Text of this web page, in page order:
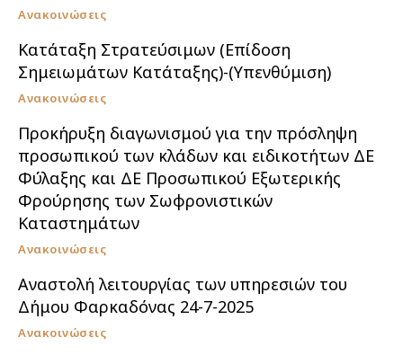
Ανακοινώσεις
Κατάταξη Στρατεύσιμων (Επίδοση
Σημειωμάτων Κατάταξης)-(Υπενθύμιση)
Ανακοινώσεις
Προκήρυξη διαγωνισμού για την πρόσληψη
προσωπικού των κλάδων και ειδικοτήτων ΔΕ
Φύλαξης και ΔΕ Προσωπικού Εξωτερικής
Φρούρησης των Σωφρονιστικών
Καταστημάτων
Ανακοινώσεις
Αναστολή λειτουργίας των υπηρεσιών του
Δήμου Φαρκαδόνας 24-7-2025
Ανακοινώσεις